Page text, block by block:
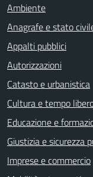
Ambiente
Anagrafe e stato
Appalti pubblici
Autorizzazioni
Catasto e urbanistica
Cultura e tempo
Educazione e
Giustizia e sicurezza
Imprese e commercio